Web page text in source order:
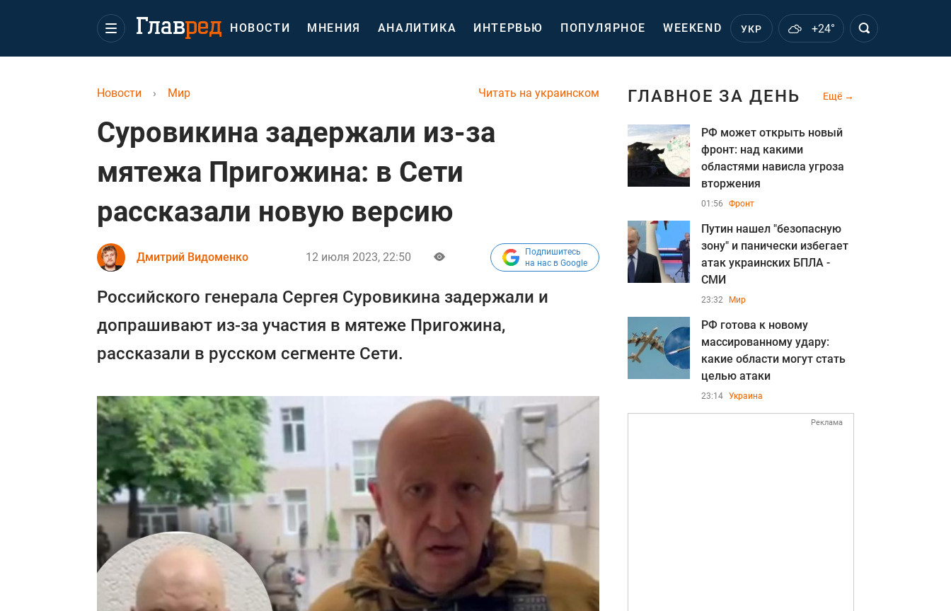
НОВОСТИ МНЕНИЯ АНАЛИТИКА ИНТЕРВЬЮ ПОПУЛЯРНОЕ WEEKEND УКР +24°
Читать на украинском
Новости › Мир
Суровикина задержали из-за
мятежа Пригожина: в Сети
рассказали новую версию
Дмитрий Видоменко 12 июля 2023, 22:50
Подпишитесь
на нас в Google
Российского генерала Сергея Суровикина задержали и
допрашивают из-за участия в мятеже Пригожина,
рассказали в русском сегменте Сети.
ГЛАВНОЕ ЗА ДЕНЬ Ещё
РФ может открыть новый
фронт: над какими
областями нависла угроза
вторжения
01:56 Фронт
Путин нашел "безопасную
зону" и панически избегает
атак украинских БПЛА -
СМИ
23:32 Мир
РФ готова к новому
массированному удару:
какие области могут стать
целью атаки
23:14 Украина
Реклама